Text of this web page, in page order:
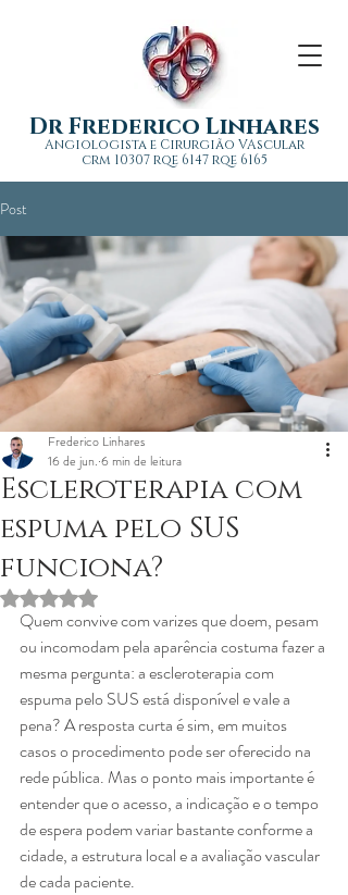
Dr Frederico Linhares
Angiologista e Cirurgião VAscular
crm 10307 rqe 6147 rqe 6165
Post
Escleroterapia com
espuma pelo SUS
funciona?
Frederico Linhares
16 de jun. 6 min de leitura
Avaliado com NaN de 5 estrelas.
Quem convive com varizes que doem, pesam
ou incomodam pela aparência costuma fazer a
mesma pergunta: a escleroterapia com
espuma pelo SUS está disponível e vale a
pena? A resposta curta é sim, em muitos
casos o procedimento pode ser oferecido na
rede pública. Mas o ponto mais importante é
entender que o acesso, a indicação e o tempo
de espera podem variar bastante conforme a
cidade, a estrutura local e a avaliação vascular
de cada paciente.